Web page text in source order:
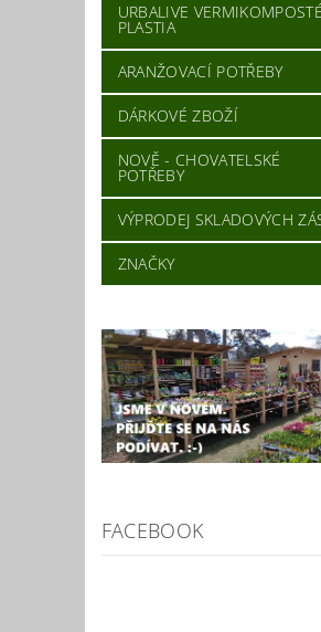
URBALIVE
PLASTIA
ARANŽOVACÍ POTŘEBY
DÁRKOVÉ ZBOŽÍ
NOVĚ - CHOVATELSKÉ
POTŘEBY
VÝPRODEJ SKLADOVÝCH
ZNAČKY
FACEBOOK